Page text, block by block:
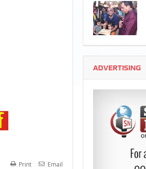
Print Email
ADVERTISING